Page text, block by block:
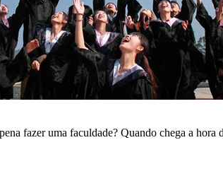
fazer uma faculdade? Quando chega a